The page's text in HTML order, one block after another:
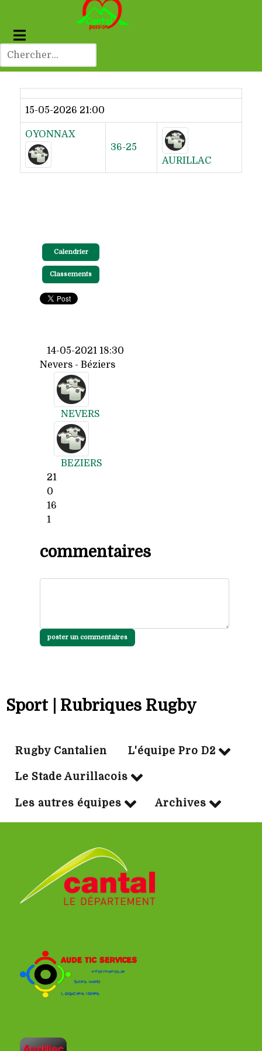
Dernier résultat
15-05-2026 21:00
OYONNAX
36-25
AURILLAC
Calendrier
Classements
14-05-2021 18:30
Nevers - Béziers
NEVERS
BEZIERS
21
0
16
1
commentaires
poster un commentaires
Sport | Rubriques Rugby
Rugby Cantalien L'équipe Pro D2
Le Stade Aurillacois
Les autres équipes Archives